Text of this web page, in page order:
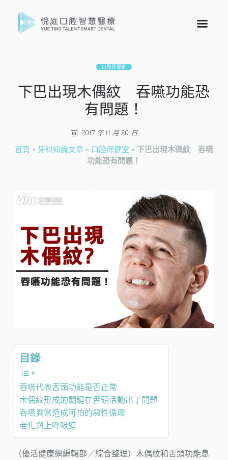
口腔保健室
下巴出現木偶紋 吞嚥功能恐
有問題！
2017 年 11 月 20 日
首頁 » 牙科知識文章 » 口腔保健室 » 下巴出現木偶紋 吞嚥
功能恐有問題！
目錄
吞嚥代表舌頭功能是否正常
木偶紋形成的關鍵在舌頭活動出了問題
吞嚥異常造成可怕的惡性循環
老化與上呼吸道
（優活健康網編輯部／綜合整理）木偶紋和舌頭功能息